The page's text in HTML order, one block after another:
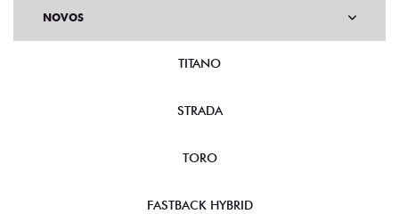
NOVOS
TITANO
STRADA
TORO
FASTBACK HYBRID